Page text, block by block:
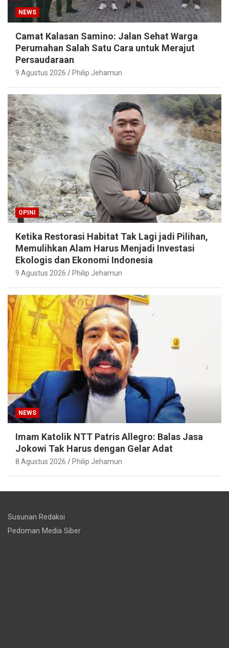
NEWS
Camat Kalasan Samino: Jalan Sehat Warga
Perumahan Salah Satu Cara untuk Merajut
Persaudaraan
9 Agustus 2026 Philip Jehamun
OPINI
Ketika Restorasi Habitat Tak Lagi jadi Pilihan,
Memulihkan Alam Harus Menjadi Investasi
Ekologis dan Ekonomi Indonesia
9 Agustus 2026 Philip Jehamun
NEWS
Imam Katolik NTT Patris Allegro: Balas Jasa
Jokowi Tak Harus dengan Gelar Adat
8 Agustus 2026 Philip Jehamun
Susunan Redaksi
Pedoman Media Siber